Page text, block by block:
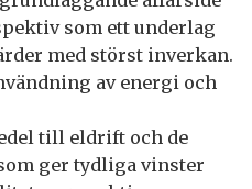
som ett underlag
med störst inverkan.
av energi och
till eldrift och de
ger tydliga vinster